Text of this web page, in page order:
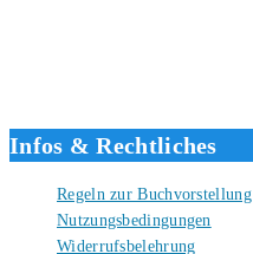
Infos & Rechtliches
Regeln zur Buchvorstellung
Nutzungsbedingungen
Widerrufsbelehrung